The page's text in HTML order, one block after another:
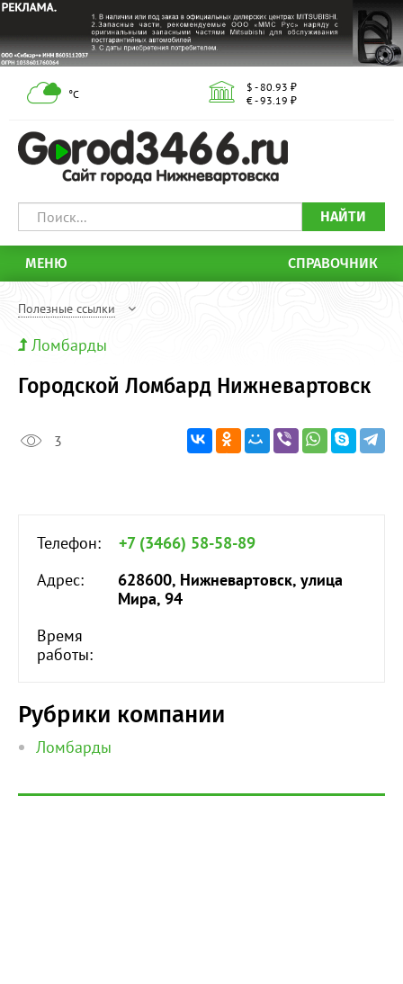
°С
$ - 80.93 ₽
€ - 93.19 ₽
НАЙТИ
МЕНЮ СПРАВОЧНИК
Полезные ссылки
Ломбарды
Городской Ломбард Нижневартовск
3
Телефон:
+7 (3466) 58-58-89
Адрес:
628600, Нижневартовск, улица
Мира, 94
Время
работы:
Рубрики компании
Ломбарды